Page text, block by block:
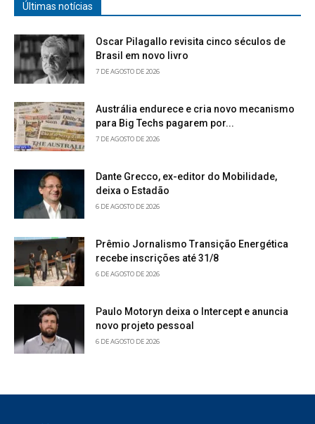
Últimas notícias
Oscar Pilagallo revisita cinco séculos de
Brasil em novo livro
7 DE AGOSTO DE 2026
Austrália endurece e cria novo mecanismo
para Big Techs pagarem por...
7 DE AGOSTO DE 2026
Dante Grecco, ex-editor do Mobilidade,
deixa o Estadão
6 DE AGOSTO DE 2026
Prêmio Jornalismo Transição Energética
recebe inscrições até 31/8
6 DE AGOSTO DE 2026
Paulo Motoryn deixa o Intercept e anuncia
novo projeto pessoal
6 DE AGOSTO DE 2026